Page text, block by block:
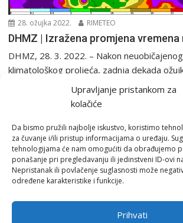
Upravljanje pristankom za
kolačiće
Da bismo pružili najbolje iskustvo, koristimo
za čuvanje i/ili pristup informacijama o uređaju.
tehnologijama će nam omogućiti da obrađujemo
ponašanje pri pregledavanju ili jedinstveni ID-ovi
Nepristanak ili povlačenje suglasnosti može
određene karakteristike i funkcije.
Prihvati
28. ožujka 2022. RIMETEO
DHMZ | Izražena promjena
DHMZ, 28. 3. 2022. – Nakon
klimatološkog proljeća, zadnja dekada
Tjedna prognoza
Email: rimeteoATyahoo.com
Politika privatnosti